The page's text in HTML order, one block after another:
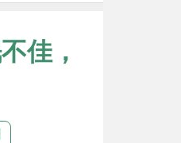
佳，